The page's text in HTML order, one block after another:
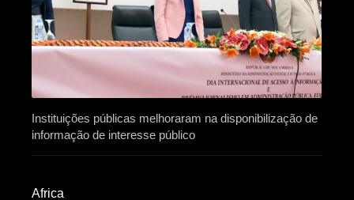
Instituições públicas melhoraram na disponibilização de
informação de interesse público
Africa​